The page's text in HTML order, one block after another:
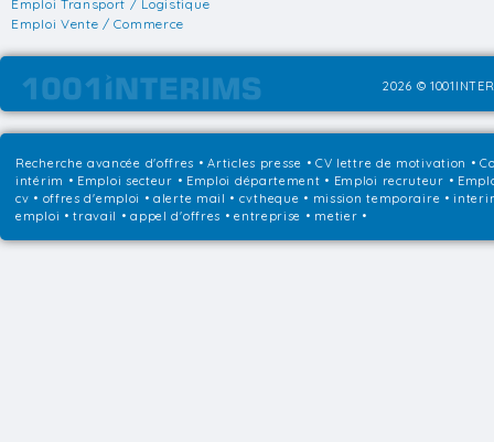
Emploi Transport / Logistique
Emploi Vente / Commerce
2026 ©
Recherche avancée d'offres •Articles presse • CV lettre de motivation •
intérim • Emploi secteur • Emploi département • Emploi recruteur •
cv • offres d'emploi • alerte mail • cvtheque • mission temporaire •
emploi • travail • appel d'offres • entreprise • metier •